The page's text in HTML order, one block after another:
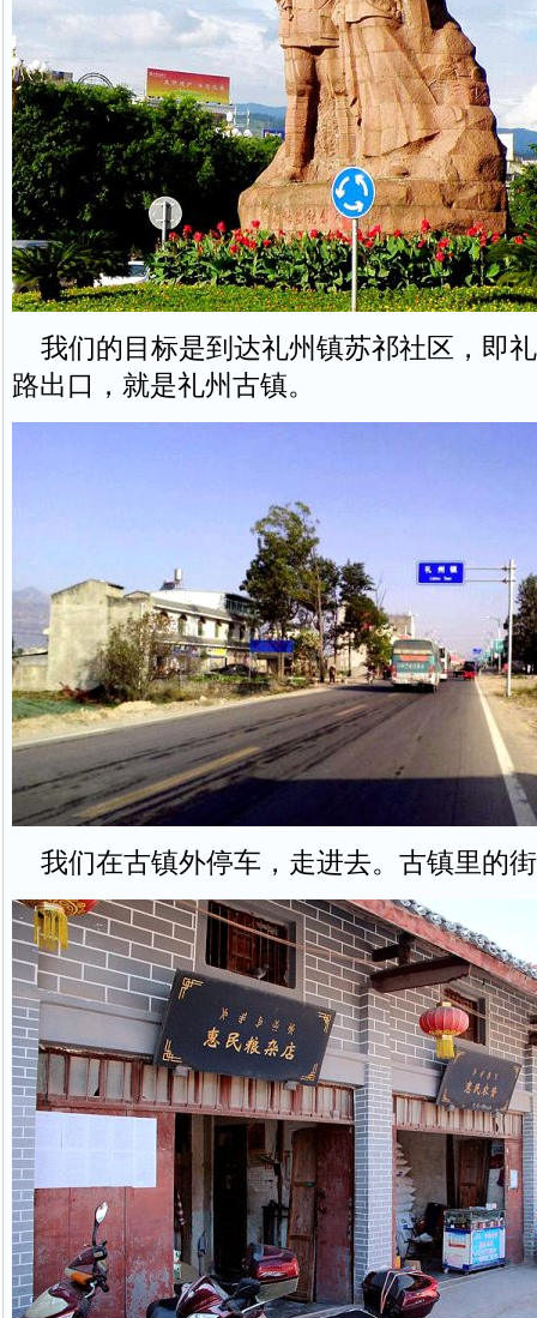
我们的目标是到达礼州镇苏祁社区，即
路出口，就是礼州古镇。
我们在古镇外停车，走进去。古镇里的